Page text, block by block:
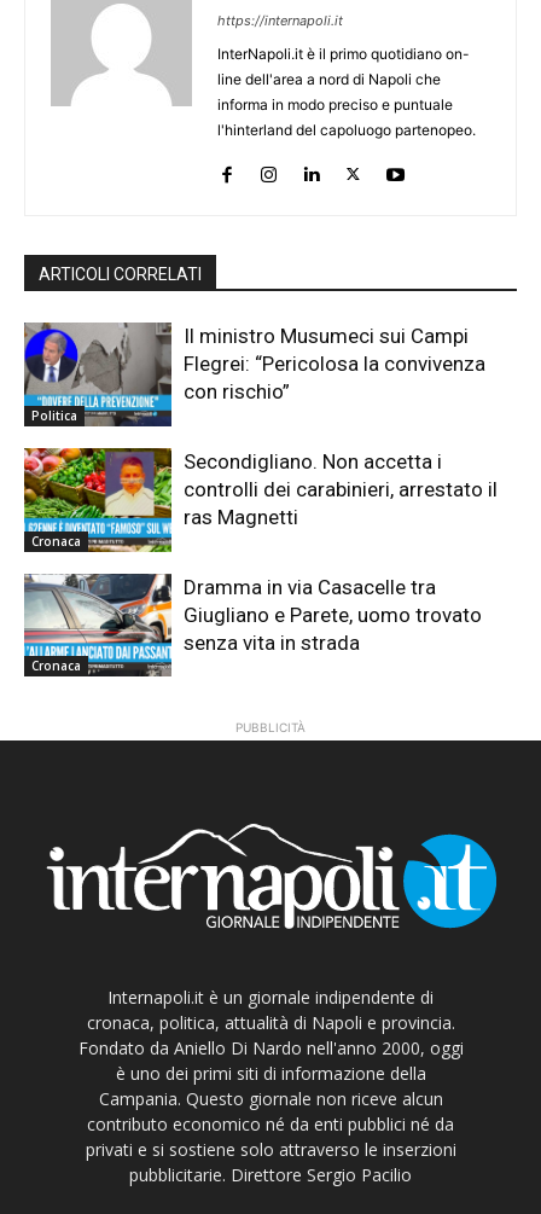
https://internapoli.it
InterNapoli.it è il primo quotidiano on-
line dell'area a nord di Napoli che
informa in modo preciso e puntuale
l'hinterland del capoluogo partenopeo.
ARTICOLI CORRELATI
Politica
Il ministro Musumeci sui Campi
Flegrei: “Pericolosa la convivenza
con rischio”
Cronaca
Secondigliano. Non accetta i
controlli dei carabinieri, arrestato il
ras Magnetti
Cronaca
Dramma in via Casacelle tra
Giugliano e Parete, uomo trovato
senza vita in strada
PUBBLICITÀ
Internapoli.it è un giornale indipendente di
cronaca, politica, attualità di Napoli e provincia.
Fondato da Aniello Di Nardo nell'anno 2000, oggi
è uno dei primi siti di informazione della
Campania. Questo giornale non riceve alcun
contributo economico né da enti pubblici né da
privati e si sostiene solo attraverso le inserzioni
pubblicitarie. Direttore Sergio Pacilio